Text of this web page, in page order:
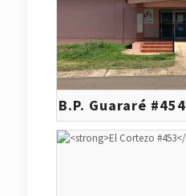
B.P. Guararé #454